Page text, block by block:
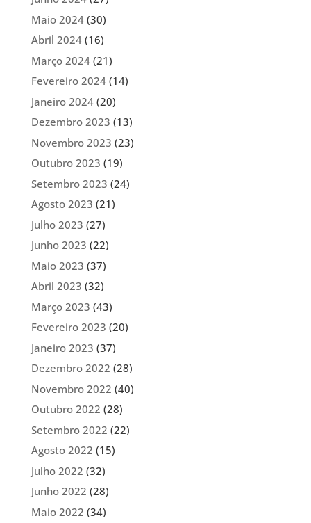
Maio 2024(30)
Abril 2024(16)
Março 2024(21)
Fevereiro 2024(14)
Janeiro 2024(20)
Dezembro 2023 (13)
Novembro 2023 (23)
Outubro 2023 (19)
Setembro 2023 (24)
Agosto 2023 (21)
Julho 2023 (27)
Junho 2023 (22)
Maio 2023 (37)
Abril 2023 (32)
Março 2023 (43)
Fevereiro 2023 (20)
Janeiro 2023 (37)
Dezembro 2022 (28)
Novembro 2022 (40)
Outubro 2022 (28)
Setembro 2022 (22)
Agosto 2022 (15)
Julho 2022 (32)
Junho 2022 (28)
Maio 2022 (34)